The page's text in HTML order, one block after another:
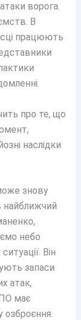
ворога.
В
працюють
про те, що
наслідки
знову
найближчий
небо
Він
запаси
атак,
має
озброєння.